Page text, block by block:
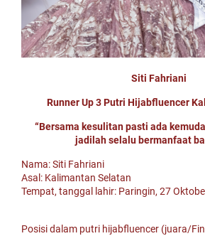
Siti Fahriani
Runner Up 3 Putri Hijabfluencer
“Bersama kesulitan pasti ada
jadilah selalu bermanfaat
Nama: Siti Fahriani
Asal: Kalimantan Selatan
Tempat, tanggal lahir: Paringin, 27
Posisi dalam putri hijabfluencer (juara/